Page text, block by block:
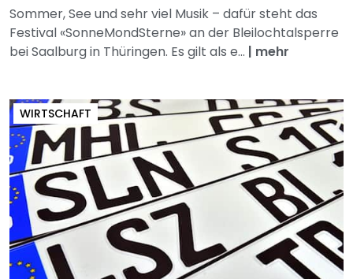
Sommer, See und sehr viel Musik – dafür steht das
Festival «SonneMondSterne» an der Bleilochtalsperre
bei Saalburg in Thüringen. Es gilt als e... | mehr
WIRTSCHAFT